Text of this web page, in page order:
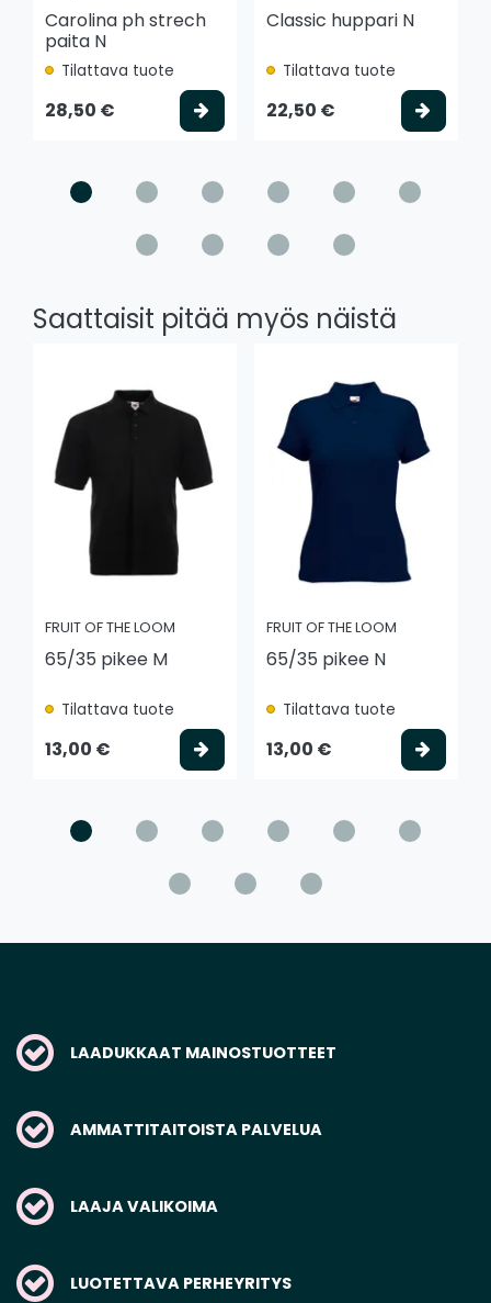
Carolina ph strech
paita N
Tilattava tuote
28,50 € Valitse vaihtoehto
Classic huppari N
Tilattava tuote
22,50 €
Saattaisit pitää myös näistä
FRUIT OF THE LOOM
65/35 pikee M
Tilattava tuote
13,00 € Valitse vaihtoehto
FRUIT OF THE LOOM
65/35 pikee N
Tilattava tuote
13,00 €
LAADUKKAAT MAINOSTUOTTEET
AMMATTITAITOISTA PALVELUA
LAAJA VALIKOIMA
LUOTETTAVA PERHEYRITYS